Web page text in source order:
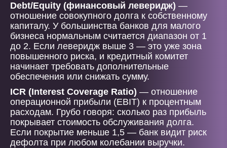
Debt/Equity (финансовый леверидж) —
отношение совокупного долга к собственному
капиталу. У большинства банков для малого
бизнеса нормальным считается диапазон от 1
до 2. Если леверидж выше 3 — это уже зона
повышенного риска, и кредитный комитет
начинает требовать дополнительные
обеспечения или снижать сумму.
ICR (Interest Coverage Ratio) — отношение
операционной прибыли (EBIT) к процентным
расходам. Грубо говоря: сколько раз прибыль
покрывает стоимость обслуживания долга.
Если покрытие меньше 1,5 — банк видит риск
дефолта при любом колебании выручки.